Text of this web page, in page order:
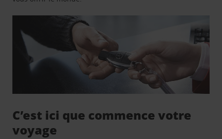
C’est ici que commence votre
voyage